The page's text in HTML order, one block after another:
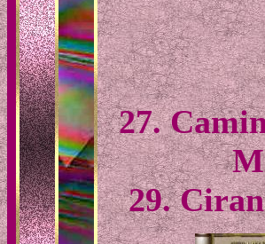
27.
29.